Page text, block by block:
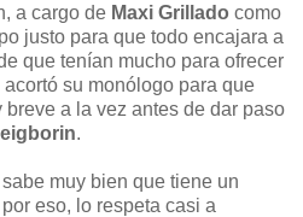
a cargo de Maxi Grillado como
justo para que todo encajara a
que tenían mucho para ofrecer
su monólogo para que
a la vez antes de dar paso
.
muy bien que tiene un
eso, lo respeta casi a